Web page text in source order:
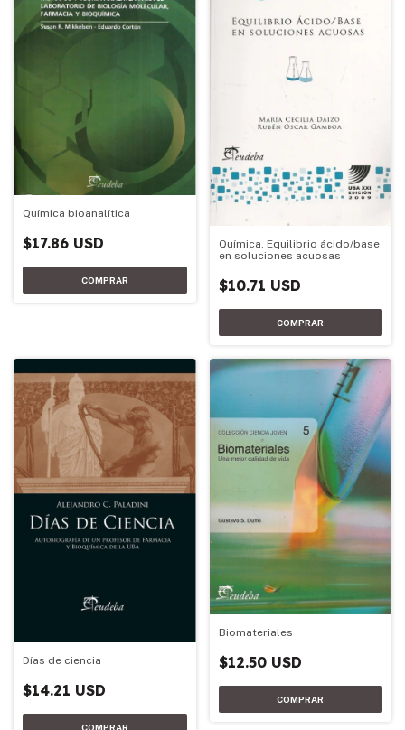
Química bioanalítica
$17.86 USD
Química. Equilibrio ácido/base
en soluciones acuosas
$10.71 USD
Días de ciencia
$14.21 USD
Biomateriales
$12.50 USD